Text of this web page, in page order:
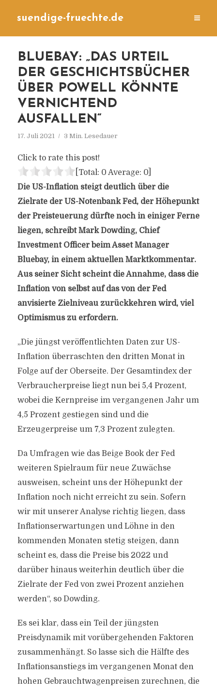
suendige-fruechte.de
BLUEBAY: „DAS URTEIL
DER GESCHICHTSBÜCHER
ÜBER POWELL KÖNNTE
VERNICHTEND
AUSFALLEN“
17. Juli 2021 3 Min. Lesedauer
Click to rate this post!
[Total: 0 Average: 0]
Die US-Inflation steigt deutlich über die
Zielrate der US-Notenbank Fed, der Höhepunkt
der Preisteuerung dürfte noch in einiger Ferne
liegen, schreibt Mark Dowding, Chief
Investment Officer beim Asset Manager
Bluebay, in einem aktuellen Marktkommentar.
Aus seiner Sicht scheint die Annahme, dass die
Inflation von selbst auf das von der Fed
anvisierte Zielniveau zurückkehren wird, viel
Optimismus zu erfordern.
„Die jüngst veröffentlichten Daten zur US-
Inflation überraschten den dritten Monat in
Folge auf der Oberseite. Der Gesamtindex der
Verbraucherpreise liegt nun bei 5,4 Prozent,
wobei die Kernpreise im vergangenen Jahr um
4,5 Prozent gestiegen sind und die
Erzeugerpreise um 7,3 Prozent zulegten.
Da Umfragen wie das Beige Book der Fed
weiteren Spielraum für neue Zuwächse
ausweisen, scheint uns der Höhepunkt der
Inflation noch nicht erreicht zu sein. Sofern
wir mit unserer Analyse richtig liegen, dass
Inflationserwartungen und Löhne in den
kommenden Monaten stetig steigen, dann
scheint es, dass die Preise bis 2022 und
darüber hinaus weiterhin deutlich über die
Zielrate der Fed von zwei Prozent anziehen
werden“, so Dowding.
Es sei klar, dass ein Teil der jüngsten
Preisdynamik mit vorübergehenden Faktoren
zusammenhängt. So lasse sich die Hälfte des
Inflationsanstiegs im vergangenen Monat den
hohen Gebrauchtwagenpreisen zurechnen, die